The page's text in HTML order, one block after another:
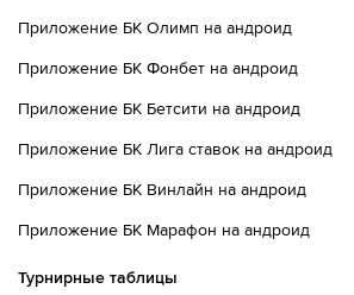
Приложение БК Олимп на андроид
Приложение БК Фонбет на андроид
Приложение БК Бетсити на андроид
Приложение БК Лига ставок на андроид
Приложение БК Винлайн на андроид
Приложение БК Марафон на андроид
Турнирные таблицы